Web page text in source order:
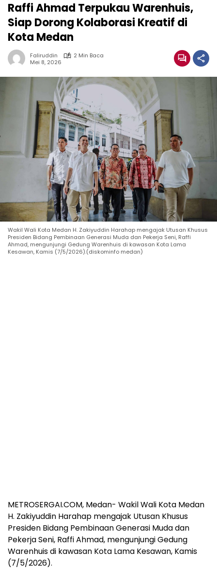
Raffi Ahmad Terpukau Warenhuis,
Siap Dorong Kolaborasi Kreatif di
Kota Medan
Faliruddin
2 Min Baca
Mei 8, 2026
Wakil Wali Kota Medan H. Zakiyuddin Harahap mengajak Utusan Khusus
Presiden Bidang Pembinaan Generasi Muda dan Pekerja Seni, Raffi
Ahmad, mengunjungi Gedung Warenhuis di kawasan Kota Lama
Kesawan, Kamis (7/5/2026).(diskominfo medan)
METROSERGAI.COM, Medan- Wakil Wali Kota Medan
H. Zakiyuddin Harahap mengajak Utusan Khusus
Presiden Bidang Pembinaan Generasi Muda dan
Pekerja Seni, Raffi Ahmad, mengunjungi Gedung
Warenhuis di kawasan Kota Lama Kesawan, Kamis
(7/5/2026).